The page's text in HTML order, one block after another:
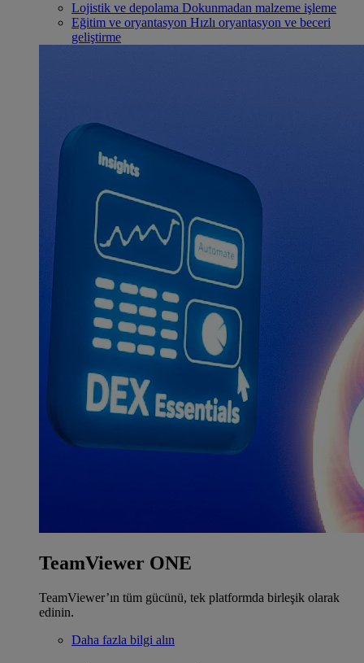
Lojistik ve depolama Dokunmadan malzeme işleme
Eğitim ve oryantasyon Hızlı oryantasyon ve beceri
geliştirme
TeamViewer ONE
TeamViewer’ın tüm gücünü, tek platformda birleşik olarak
edinin.
Daha fazla bilgi alın